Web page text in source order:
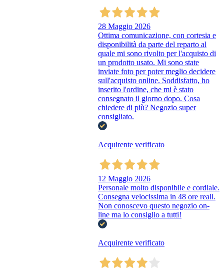
28 Maggio 2026
Ottima comunicazione, con cortesia e
disponibilità da parte del reparto al
quale mi sono rivolto per l'acquisto di
un prodotto usato. Mi sono state
inviate foto per poter meglio decidere
sull'acquisto online. Soddisfatto, ho
inserito l'ordine, che mi è stato
consegnato il giorno dopo. Cosa
chiedere di più? Negozio super
consigliato.
Acquirente verificato
12 Maggio 2026
Personale molto disponibile e cordiale.
Consegna velocissima in 48 ore reali.
Non conoscevo questo negozio on-
line ma lo consiglio a tutti!
Acquirente verificato